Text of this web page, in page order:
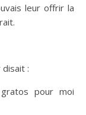
leur offrir la
disait :
pour moi